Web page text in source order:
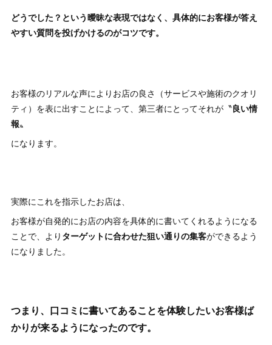
どうでした？という曖昧な表現ではなく、具体的にお客様が答え
やすい質問を投げかけるのがコツです。
お客様のリアルな声によりお店の良さ（サービスや施術のクオリ
ティ）を表に出すことによって、第三者にとってそれが〝良い情
報〟
になります。
実際にこれを指示したお店は、
お客様が自発的にお店の内容を具体的に書いてくれるようになる
ことで、より ターゲットに合わせた狙い通りの集客ができるよう
になりました。
つまり、口コミに書いてあることを体験したいお客様ば
かりが来るようになったのです。